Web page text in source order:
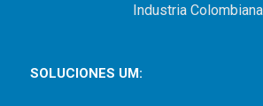
Industria Colombiana
SOLUCIONES UM: